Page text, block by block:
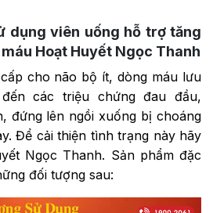
dụng viên uống hỗ trợ tăng
Hoạt Huyết Ngọc Thanh
cho não bộ ít, dòng máu lưu
các triệu chứng đau đầu,
đứng lên ngồi xuống bị choáng
Để cải thiện tình trạng này hãy
Ngọc Thanh. Sản phẩm đặc
đối tượng sau: